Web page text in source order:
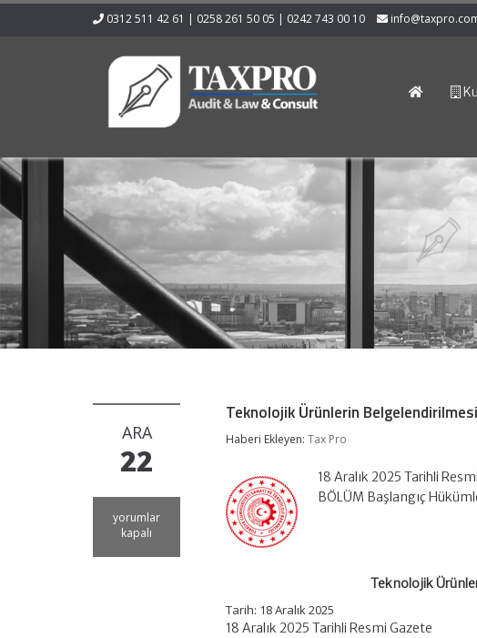
0312 511 42 61 | 0258 261 50 05 | 0242 743 00 10
ARA
22
Teknolojik
Ürünlerin
yorumlar
kapalı
Teknolojik Ürünlerin
Haberi Ekleyen:Tax Pro
18 Aralık 2025 Tarihli
BÖLÜM Başlangıç
Teknolojik
Tarih: 18 Aralık 2025
18 Aralık 2025 Tarihli Resmi Gazete